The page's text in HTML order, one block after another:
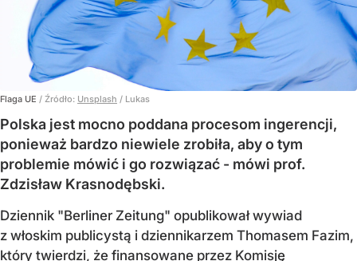
Flaga UE / Źródło: Unsplash / Lukas
Polska jest mocno poddana procesom ingerencji,
ponieważ bardzo niewiele zrobiła, aby o tym
problemie mówić i go rozwiązać - mówi prof.
Zdzisław Krasnodębski.
Dziennik "Berliner Zeitung" opublikował wywiad
z włoskim publicystą i dziennikarzem Thomasem Fazim,
który twierdzi, że finansowane przez Komisję